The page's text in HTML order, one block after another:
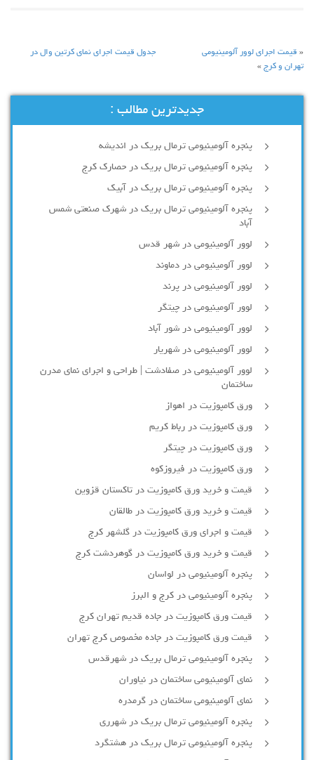
« قیمت اجرای لوور آلومینیومی
جدول قیمت اجرای نمای کرتین وال در
تهران و کرج »
جدیدترین مطالب :
پنجره آلومینیومی ترمال بریک در اندیشه
پنجره آلومینیومی ترمال بریک در حصارک کرج
پنجره آلومینیومی ترمال بریک در آبیک
پنجره آلومینیومی ترمال بریک در شهرک صنعتی شمس
آباد
لوور آلومینیومی در شهر قدس
لوور آلومینیومی در دماوند
لوور آلومینیومی در پرند
لوور آلومینیومی در چیتگر
لوور آلومینیومی در شور آباد
لوور آلومينيومي در شهريار
لوور آلومینیومی در صفادشت | طراحی و اجرای نمای مدرن
ساختمان
ورق کامپوزیت در اهواز
ورق کامپوزیت در رباط کریم
ورق کامپوزیت در چیتگر
ورق کامپوزیت در فیروزکوه
قیمت و خرید ورق کامپوزیت در تاکستان قزوین
قیمت و خرید ورق کامپوزیت در طالقان
قیمت و اجرای ورق کامپوزیت در گلشهر کرج
قیمت و خرید ورق کامپوزیت در گوهردشت کرج
پنجره آلومینیومی در لواسان
پنجره آلومینیومی در کرج و البرز
قیمت ورق کامپوزیت در جاده قدیم تهران کرج
قیمت ورق کامپوزیت در جاده مخصوص کرج تهران
پنجره آلومینیومی ترمال بریک در شهرقدس
نمای آلومینیومی ساختمان در نیاوران
نمای آلومینیومی ساختمان در گرمدره
پنجره آلومینیومی ترمال بریک در شهرری
پنجره آلومینیومی ترمال بریک در هشتگرد